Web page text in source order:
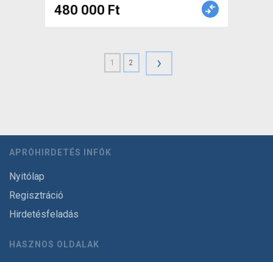
480 000 Ft
1 2 ›
APRÓHIRDETÉS INFÓK
Nyitólap
Regisztráció
Hirdetésfeladás
HASZNOS OLDALAK